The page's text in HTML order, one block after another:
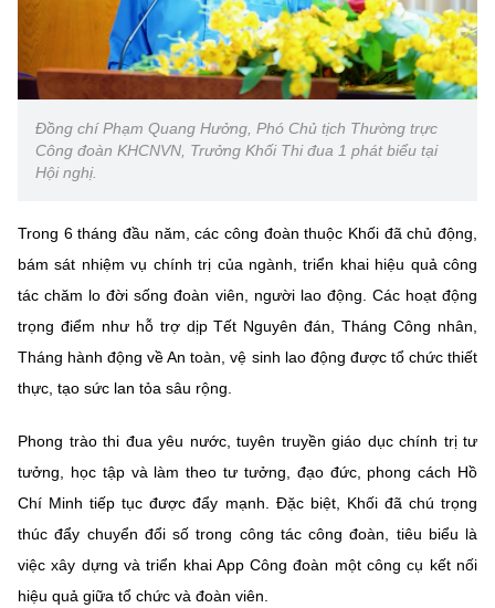
Cơ quan chủ quản: Bộ Khoa học và Công nghệ (MST)
Chịu trách nhiệm nội dung: Nguyễn Thị Hải Hằng
Giám đốc Trung tâm Truyền thông Khoa học và Công nghệ.
Liên hệ
Địa chỉ: Ban Biên tập Cổng TTĐT - 18 Nguyễn Du, TP. Hà Nội
Điện thoại: 024 3936 9506
Email:stc@mst.gov.vn
(Ghi rõ nguồn "https://mst.gov.vn" khi phát hành lại thông tin từ
Đồng chí Phạm Quang Hưởng, Phó Chủ tịch Thường trực
Công đoàn KHCNVN, Trưởng Khối Thi đua 1 phát biểu tại
Hội nghị.
Trong 6 tháng đầu năm, các công đoàn thuộc Khối đã chủ động,
bám sát nhiệm vụ chính trị của ngành, triển khai hiệu quả công
tác chăm lo đời sống đoàn viên, người lao động. Các hoạt động
trọng điểm như hỗ trợ dịp Tết Nguyên đán, Tháng Công nhân,
Tháng hành động về An toàn, vệ sinh lao động được tổ chức thiết
thực, tạo sức lan tỏa sâu rộng.
Phong trào thi đua yêu nước, tuyên truyền giáo dục chính trị tư
tưởng, học tập và làm theo tư tưởng, đạo đức, phong cách Hồ
Chí Minh tiếp tục được đẩy mạnh. Đặc biệt, Khối đã chú trọng
thúc đẩy chuyển đổi số trong công tác công đoàn, tiêu biểu là
việc xây dựng và triển khai App Công đoàn một công cụ kết nối
hiệu quả giữa tổ chức và đoàn viên.